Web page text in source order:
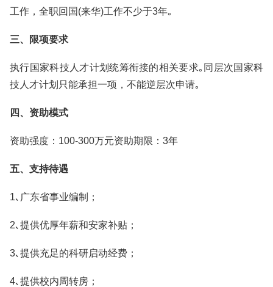
工作，全职回国(来华)工作不少于3年｡
三、限项要求
执行国家科技人才计划统筹衔接的相关要求｡同层次国家科
技人才计划只能承担一项，不能逆层次申请｡
四、资助模式
资助强度：100-300万元资助期限：3年
五、支持待遇
1､广东省事业编制；
2､提供优厚年薪和安家补贴；
3､提供充足的科研启动经费；
4､提供校内周转房；